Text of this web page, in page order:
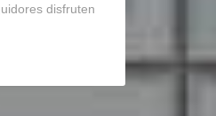
disfruten